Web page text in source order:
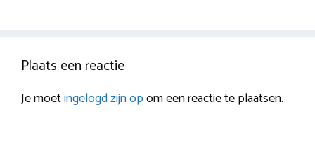
Plaats een reactie
Je moetingelogd zijn opom een reactie te plaatsen.